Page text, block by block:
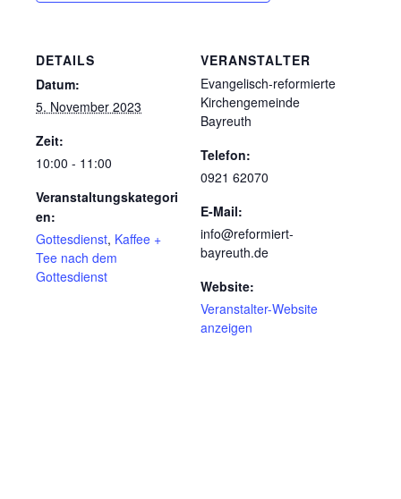
DETAILS
Datum:
5. November 2023
Zeit:
10:00 - 11:00
Veranstaltungskategori
en:
Gottesdienst, Kaffee +
Tee nach dem
Gottesdienst
VERANSTALTER
Evangelisch-reformierte
Kirchengemeinde
Bayreuth
Telefon:
0921 62070
E-Mail:
info@reformiert-
bayreuth.de
Website:
Veranstalter-Website
anzeigen